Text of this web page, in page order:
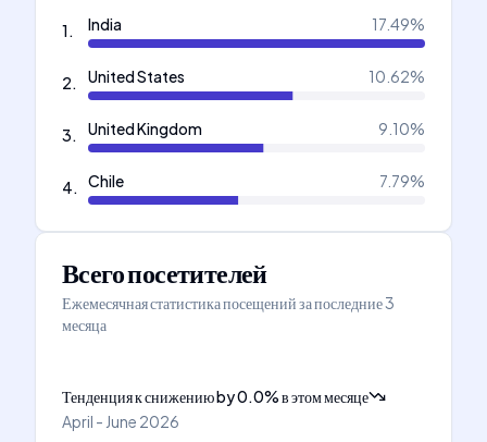
1. India 17.49%
2. United States 10.62%
3. United Kingdom 9.10%
4. Chile 7.79%
Всего посетителей
Ежемесячная статистика посещений за последние 3
месяца
Тенденция к снижениюby0.0%в этом месяце
April - June 2026